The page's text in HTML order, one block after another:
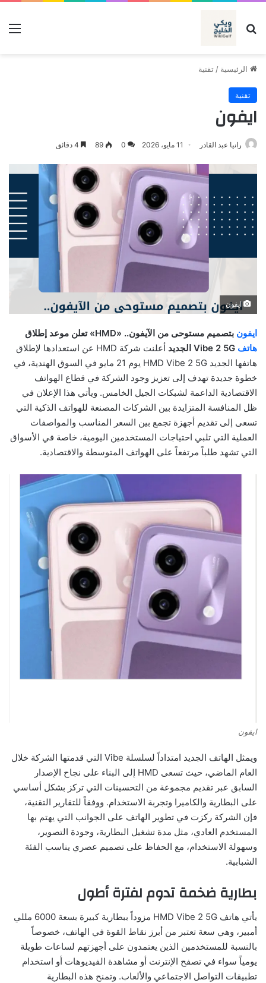
بحث عن
الرئيسية / تقنية
تقنية
ايفون
رانيا عبد القادر 11 مايو، 2026 0
89
ايفون
ايفون بتصميم مستوحى من الآيفون.. «HMD» تعلن موعد إطلاق
هاتف
أعلنت شركة HMD عن استعدادها لإطلاق
هاتفها الجديد HMD Vibe 2 5G يوم 21 مايو في السوق الهندية، في
خطوة جديدة تهدف إلى تعزيز وجود الشركة في قطاع الهواتف
الاقتصادية الداعمة لشبكات الجيل الخامس. ويأتي هذا الإعلان في
ظل المنافسة المتزايدة بين الشركات المصنعة للهواتف الذكية التي
تسعى إلى تقديم أجهزة تجمع بين السعر المناسب والمواصفات
العملية التي تلبي احتياجات المستخدمين اليومية، خاصة في الأسواق
التي تشهد طلباً مرتفعاً على الهواتف المتوسطة والاقتصادية.
ايفون
ويمثل الهاتف الجديد امتداداً لسلسلة Vibe التي قدمتها الشركة خلال
العام الماضي، حيث تسعى HMD إلى البناء على نجاح الإصدار
السابق عبر تقديم مجموعة من التحسينات التي تركز بشكل أساسي
على البطارية والكاميرا وتجربة الاستخدام. ووفقاً للتقارير التقنية،
فإن الشركة ركزت في تطوير الهاتف على الجوانب التي يهتم بها
المستخدم العادي، مثل مدة تشغيل البطارية، وجودة التصوير،
وسهولة الاستخدام، مع الحفاظ على تصميم عصري يناسب الفئة
الشبابية.
بطارية ضخمة تدوم لفترة أطول
يأتي هاتف HMD Vibe 2 5G مزوداً ببطارية كبيرة بسعة 6000 مللي
أمبير، وهي سعة تعتبر من أبرز نقاط القوة في الهاتف، خصوصاً
بالنسبة للمستخدمين الذين يعتمدون على أجهزتهم لساعات طويلة
يومياً سواء في تصفح الإنترنت أو مشاهدة الفيديوهات أو استخدام
تطبيقات التواصل الاجتماعي والألعاب. وتمنح هذه البطارية